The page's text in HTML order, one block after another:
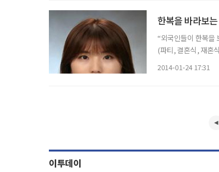
한복을 바라보
“외국인들이 한복을
(파티, 결혼식, 재혼
2014-01-24 17:31
이투데이